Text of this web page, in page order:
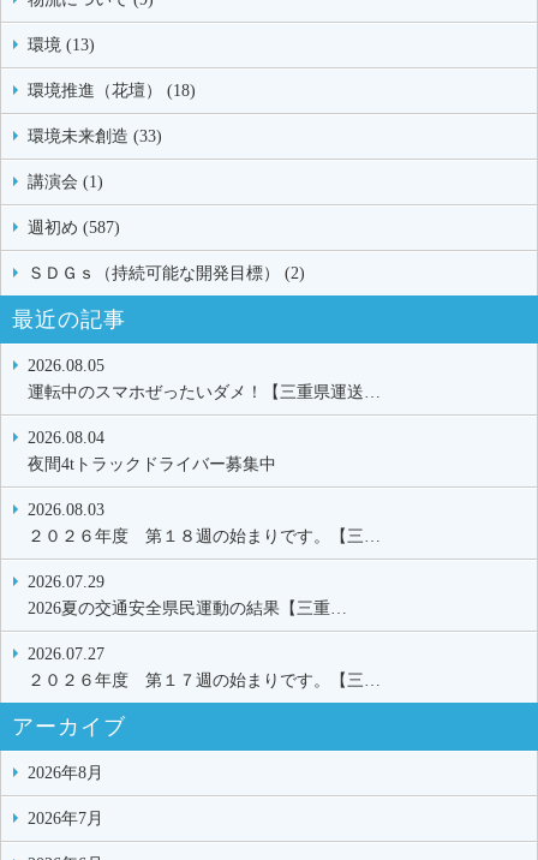
環境 (13)
環境推進（花壇） (18)
環境未来創造 (33)
講演会 (1)
週初め (587)
ＳＤＧｓ（持続可能な開発目標） (2)
最近の記事
2026.08.05
運転中のスマホぜったいダメ！【三重県運送…
2026.08.04
夜間4tトラックドライバー募集中
2026.08.03
２０２６年度 第１８週の始まりです。【三…
2026.07.29
2026夏の交通安全県民運動の結果【三重…
2026.07.27
２０２６年度 第１７週の始まりです。【三…
アーカイブ
2026年8月
2026年7月